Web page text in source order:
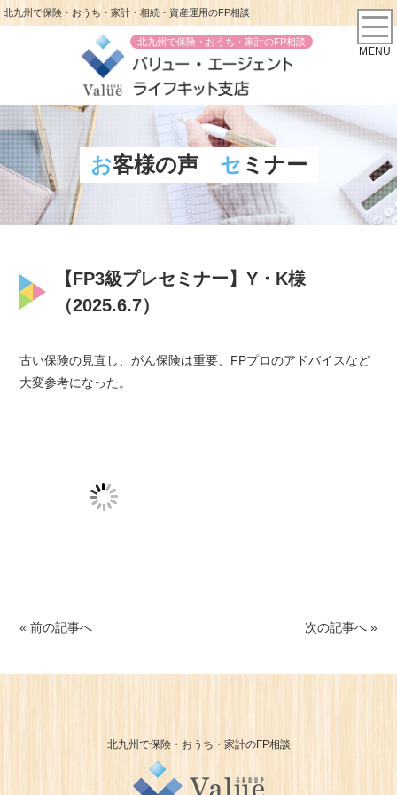
北九州で保険・おうち・家計・相続・資産運用のFP相談
北九州で保険・おうち・家計のFP相談
MENU
お客様の声 セミナー
【FP3級プレセミナー】Y・K様
（2025.6.7）
古い保険の見直し、がん保険は重要、FPプロのアドバイスなど
大変参考になった。
« 前の記事へ 次の記事へ »
北九州で保険・おうち・家計のFP相談